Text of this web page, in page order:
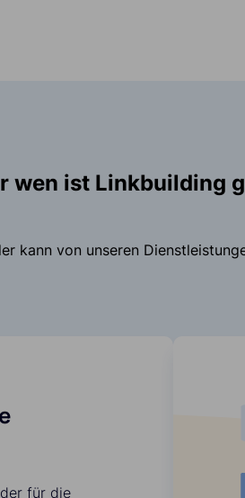
wen ist Linkbuilding
kann von unseren
für die